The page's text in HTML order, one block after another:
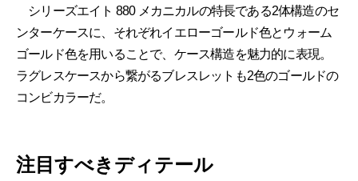
シリーズエイト 880 メカニカルの特⻑である2体構造のセ
ンターケースに、それぞれイエローゴールド色とウォーム
ゴールド色を用いることで、ケース構造を魅力的に表現。
ラグレスケースから繋がるブレスレットも2色のゴールドの
コンビカラーだ。
注目すべきディテール